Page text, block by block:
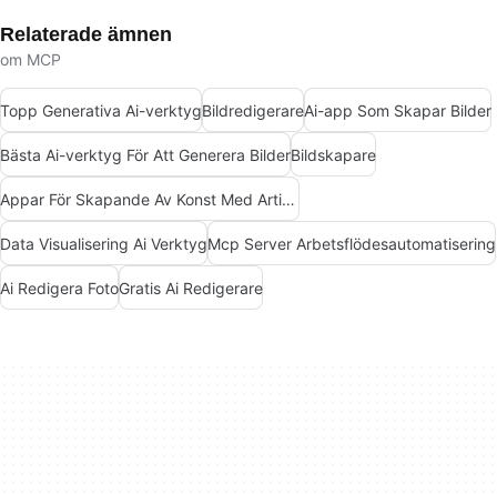
Relaterade ämnen
om MCP
Topp Generativa Ai-verktygBildredigerareAi-app Som Skapar Bilder
Bästa Ai-verktyg För Att Generera BilderBildskapare
Appar För Skapande Av Konst Med Artificiell Intelligens
Data Visualisering Ai VerktygMcp Server Arbetsflödesautomatisering
Ai Redigera FotoGratis Ai Redigerare